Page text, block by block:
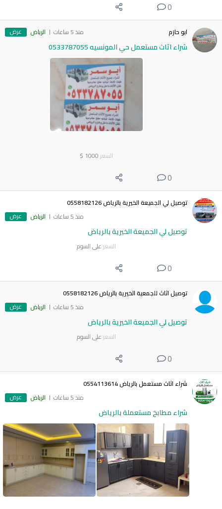
0
ابو حازم منذ 5 ساعات الرياض عرض
شراء اثاث مستعمل حي المونسيه 0533787055
السعر 1000
$
0
توصيل لي الجميعة الخيرية بالرياض 0558182126
منذ 5 ساعات
الرياض عرض
توصيل لي الجميعة الخيرية بالرياض
السعر على السوم
0
توصيل اثاث للجمعية الخيرية بالرياض 0558182126
منذ 5 ساعات
الرياض عرض
توصيل لي الجميعة الخيرية بالرياض
السعر على السوم
0
شراء اثاث مستعمل بالرياض 0554113614
منذ 5 ساعات
الرياض عرض
شراء مطابخ مستعملة بالرياض